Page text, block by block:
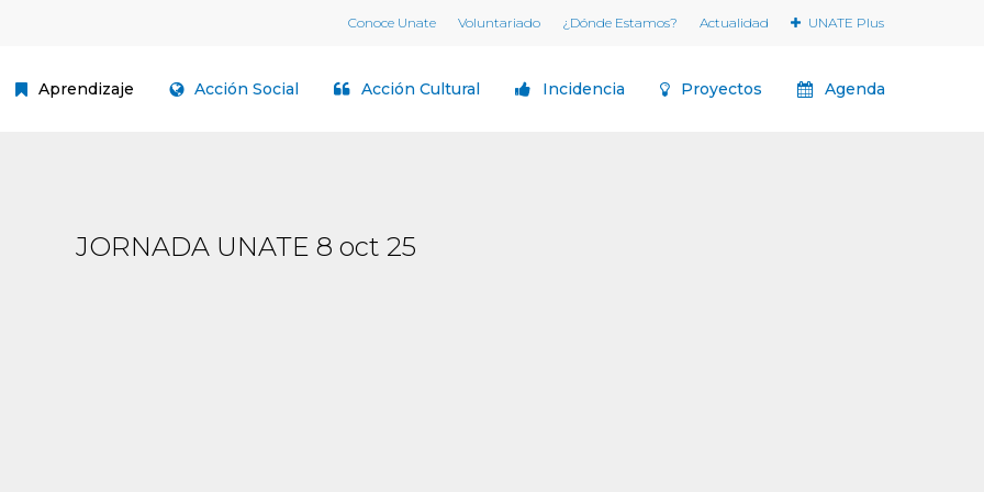
Conoce Unate Voluntariado ¿Dónde Estamos? Actualidad UNATE Plus
Aprendizaje Acción Social Acción Cultural Incidencia Proyectos Agenda
JORNADA UNATE 8 oct 25